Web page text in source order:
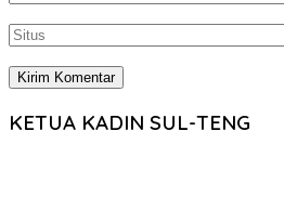
KETUA KADIN SUL-TENG